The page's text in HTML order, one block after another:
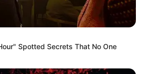
Profesi:
Youtuber
Spotted Secrets That No One